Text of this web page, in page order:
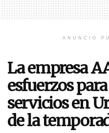
ANUNCIO
La empresa
esfuerzos
servicios en
de la